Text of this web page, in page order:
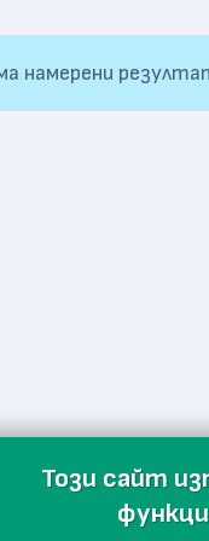
намерени
Този сайт